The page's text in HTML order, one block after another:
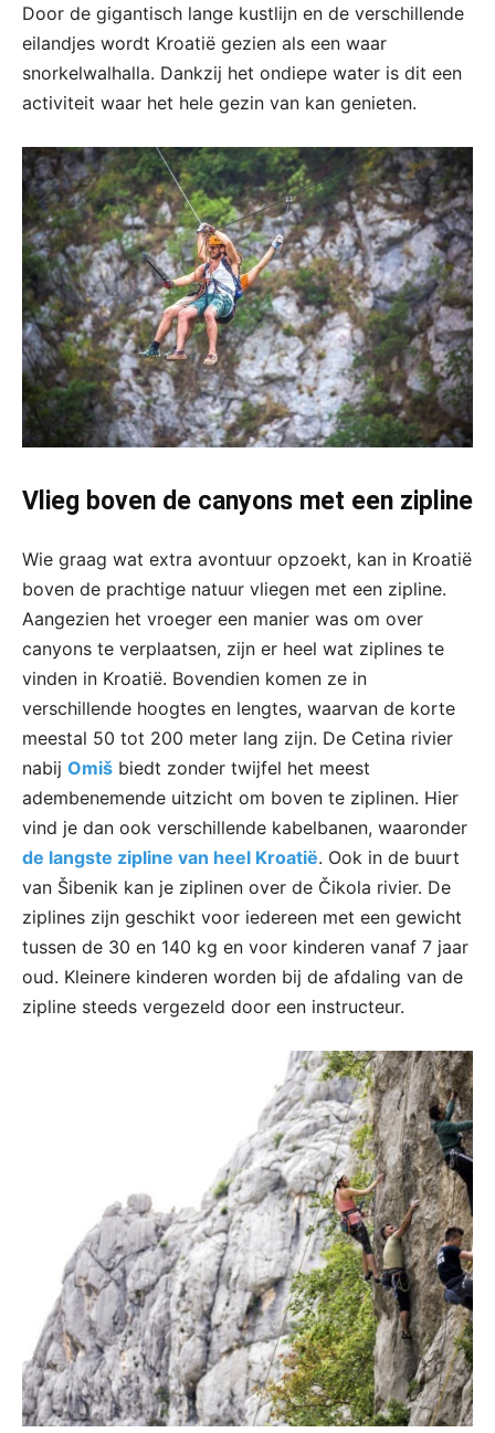
Door de gigantisch lange kustlijn en de verschillende
eilandjes wordt Kroatië gezien als een waar
snorkelwalhalla. Dankzij het ondiepe water is dit een
activiteit waar het hele gezin van kan genieten.
Vlieg boven de canyons met een zipline
Wie graag wat extra avontuur opzoekt, kan in Kroatië
boven de prachtige natuur vliegen met een zipline.
Aangezien het vroeger een manier was om over
canyons te verplaatsen, zijn er heel wat ziplines te
vinden in Kroatië. Bovendien komen ze in
verschillende hoogtes en lengtes, waarvan de korte
meestal 50 tot 200 meter lang zijn. De Cetina rivier
nabij Omiš biedt zonder twijfel het meest
adembenemende uitzicht om boven te ziplinen. Hier
vind je dan ook verschillende kabelbanen, waaronder
de langste zipline van heel Kroatië. Ook in de buurt
van Šibenik kan je ziplinen over de Čikola rivier. De
ziplines zijn geschikt voor iedereen met een gewicht
tussen de 30 en 140 kg en voor kinderen vanaf 7 jaar
oud. Kleinere kinderen worden bij de afdaling van de
zipline steeds vergezeld door een instructeur.